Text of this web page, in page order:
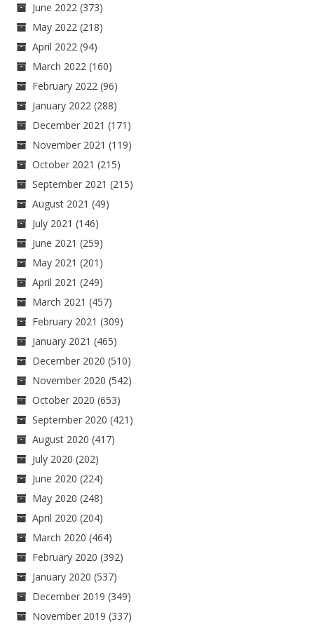
June 2022 (373)
May 2022 (218)
April 2022 (94)
March 2022 (160)
February 2022 (96)
January 2022 (288)
December 2021 (171)
November 2021 (119)
October 2021 (215)
September 2021 (215)
August 2021 (49)
July 2021 (146)
June 2021 (259)
May 2021 (201)
April 2021 (249)
March 2021 (457)
February 2021 (309)
January 2021 (465)
December 2020 (510)
November 2020 (542)
October 2020 (653)
September 2020 (421)
August 2020 (417)
July 2020 (202)
June 2020 (224)
May 2020 (248)
April 2020 (204)
March 2020 (464)
February 2020 (392)
January 2020 (537)
December 2019 (349)
November 2019 (337)